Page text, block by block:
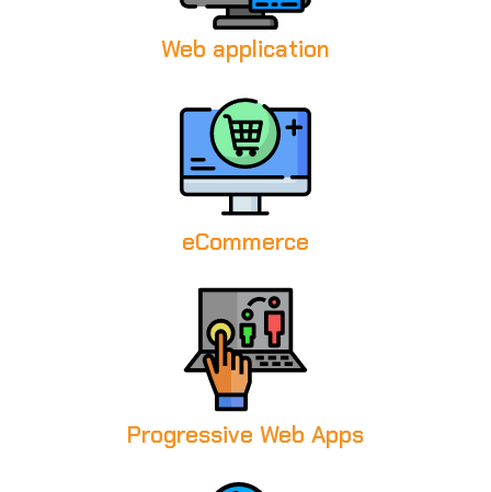
Web application
eCommerce
Progressive Web Apps